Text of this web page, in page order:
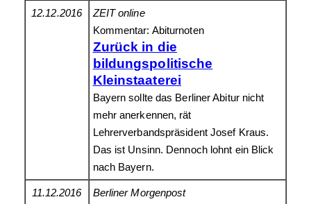
12.12.2016
ZEIT online
Kommentar: Abiturnoten
Zurück in die
bildungspolitische
Kleinstaaterei
Bayern sollte das Berliner Abitur nicht
mehr anerkennen, rät
Lehrerverbandspräsident Josef Kraus.
Das ist Unsinn. Dennoch lohnt ein Blick
nach Bayern.
11.12.2016
Berliner Morgenpost